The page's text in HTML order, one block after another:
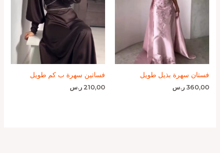
فستان سهرة بذيل طويل
360,00 ر.س
فساتين سهرة ب كم طويل
210,00 ر.س